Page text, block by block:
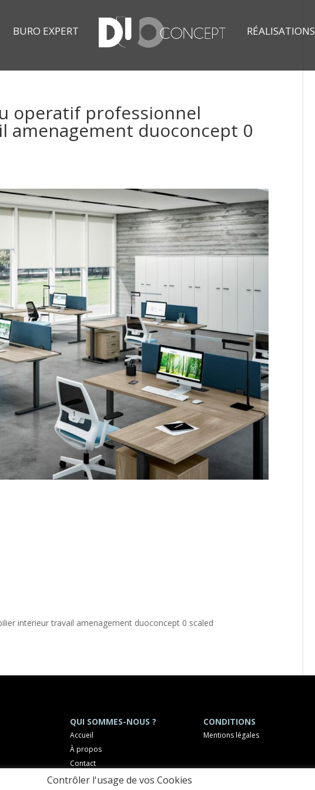
BURO EXPERT RÉALISATIONS
operatif professionnel
duoconcept 0
interieur travail amenagement duoconcept 0 scaled
QUI SOMMES-NOUS ?
Accueil
À propos
Contact
CONDITIONS
Mentions légales
Contrôler l'usage de vos Cookies